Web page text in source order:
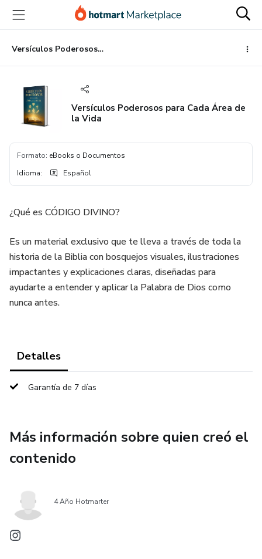
principal
página
de
página
Versículos Poderosos para Cada Área de la Vida
Versículos Poderosos para Cada Área de
la Vida
Formato: eBooks o Documentos
Idioma: Español
¿Qué es CÓDIGO DIVINO?
Es un material exclusivo que te lleva a través de toda la
historia de la Biblia con bosquejos visuales, ilustraciones
impactantes y explicaciones claras, diseñadas para
ayudarte a entender y aplicar la Palabra de Dios como
nunca antes.
Detalles
Garantía de 7 días
Más información sobre quien creó el
contenido
4 Año Hotmarter